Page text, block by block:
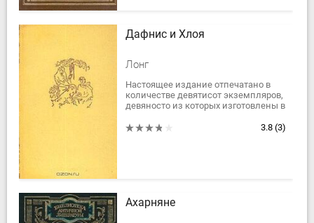
Дафнис и Хлоя
Лонг
Настоящее издание отпечатано в
количестве девятисот экземпляров,
девяносто из которых изготовлены в
трехсторонним золотым обрезом.
3.8 (3)
Ахарняне